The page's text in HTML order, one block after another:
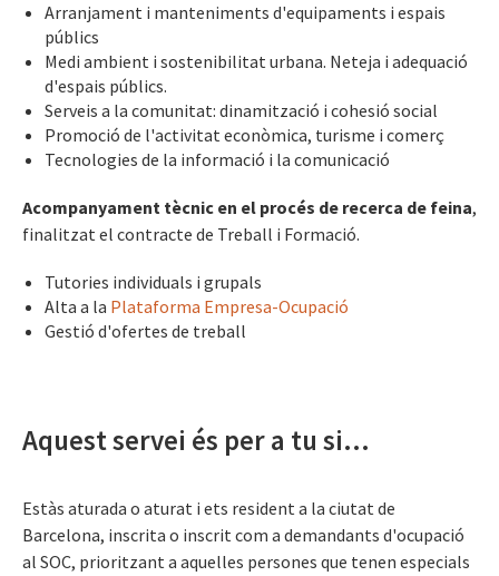
Arranjament i manteniments d'equipaments i espais
públics
Medi ambient i sostenibilitat urbana. Neteja i adequació
d'espais públics.
Serveis a la comunitat: dinamització i cohesió social
Promoció de l'activitat econòmica, turisme i comerç
Tecnologies de la informació i la comunicació
Acompanyament tècnic en el procés de recerca de feina,
finalitzat el contracte de Treball i Formació.
Tutories individuals i grupals
Alta a la Plataforma Empresa-Ocupació
Gestió d'ofertes de treball
Aquest servei és per a tu si...
Estàs aturada o aturat i ets resident a la ciutat de
Barcelona, inscrita o inscrit com a demandants d'ocupació
al SOC, prioritzant a aquelles persones que tenen especials